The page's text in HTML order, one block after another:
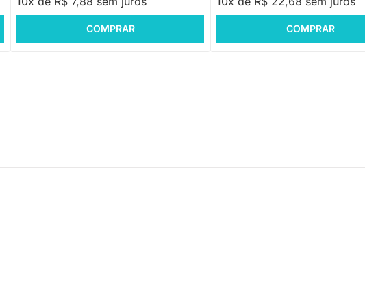
COMPRAR COMPRAR